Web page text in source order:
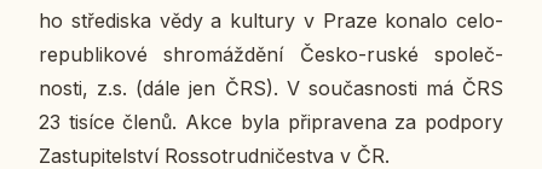
ho stře­dis­ka vědy a kul­tu­ry v Praze konalo ce­lo­
re­pub­li­ko­vé shro­máž­dě­ní Česko-ruské spo­leč­
nos­ti, z.s. (dále jen ČRS). V sou­čas­nos­ti má ČRS
23 tisíce členů. Akce byla při­pra­ve­na za pod­po­ry
Za­stu­pi­tel­ství Ros­so­trud­ni­čestva v ČR.